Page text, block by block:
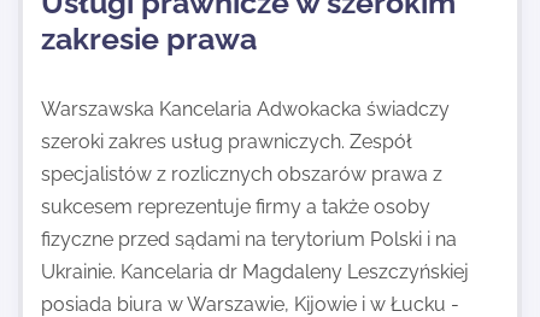
Kontakt
zakresie prawa
Warszawska Kancelaria Adwokacka świadczy
szeroki zakres usług prawniczych. Zespół
specjalistów z rozlicznych obszarów prawa z
sukcesem reprezentuje firmy a także osoby
fizyczne przed sądami na terytorium Polski i na
Ukrainie. Kancelaria dr Magdaleny Leszczyńskiej
posiada biura w Warszawie, Kijowie i w Łucku -